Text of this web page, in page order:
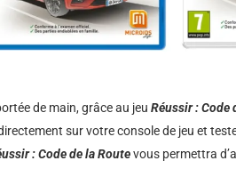
de main, grâce au jeu Réussir: Code
sur votre console de jeu et
: Code de la Routevous permettra